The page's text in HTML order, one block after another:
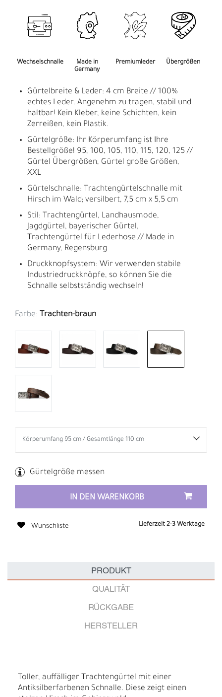
Wechselschnalle
Made in
Germany
Premiumleder Übergrößen
Gürtelbreite & Leder: 4 cm Breite // 100%
echtes Leder. Angenehm zu tragen, stabil und
haltbar! Kein Kleber, keine Schichten, kein
Zerreißen, kein Plastik.
Gürtelgröße: Ihr Körperumfang ist Ihre
Bestellgröße! 95, 100, 105, 110, 115, 120, 125 //
Gürtel Übergrößen, Gürtel große Größen,
XXL
Gürtelschnalle: Trachtengürtelschnalle mit
Hirsch im Wald; versilbert, 7,5 cm x 5,5 cm
Stil: Trachtengürtel, Landhausmode,
Jagdgürtel, bayerischer Gürtel,
Trachtengürtel für Lederhose // Made in
Germany, Regensburg
Druckknopfsystem: Wir verwenden stabile
Industriedruckknöpfe, so können Sie die
Schnalle selbstständig wechseln!
Farbe: Trachten-braun
Gürtelgröße messen
IN DEN WARENKORB
Wunschliste Lieferzeit 2-3 Werktage
PRODUKT
QUALITÄT
RÜCKGABE
HERSTELLER
Toller, auffälliger Trachtengürtel mit einer
Antiksilberfarbenen Schnalle. Diese zeigt einen